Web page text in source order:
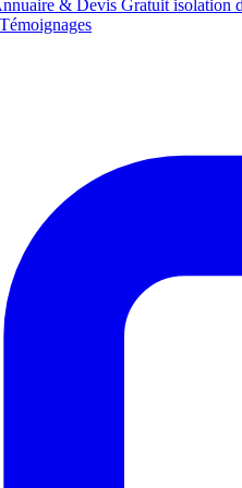
& Devis Gratuit isolation
Témoignages